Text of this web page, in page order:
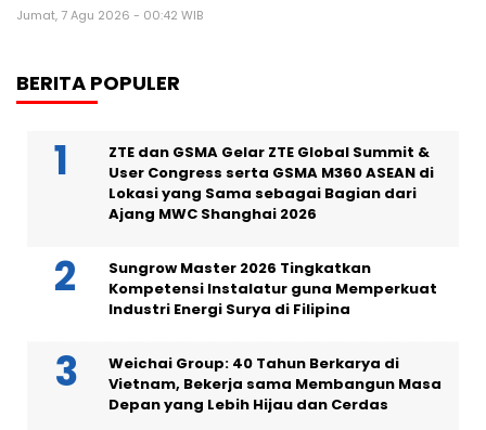
Jumat, 7 Agu 2026 - 00:42 WIB
BERITA POPULER
ZTE dan GSMA Gelar ZTE Global Summit &
User Congress serta GSMA M360 ASEAN di
Lokasi yang Sama sebagai Bagian dari
Ajang MWC Shanghai 2026
Sungrow Master 2026 Tingkatkan
Kompetensi Instalatur guna Memperkuat
Industri Energi Surya di Filipina
Weichai Group: 40 Tahun Berkarya di
Vietnam, Bekerja sama Membangun Masa
Depan yang Lebih Hijau dan Cerdas